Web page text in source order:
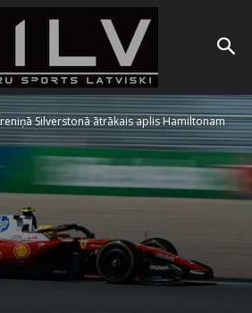
Silverstonā ātrākais aplis Hamiltonam